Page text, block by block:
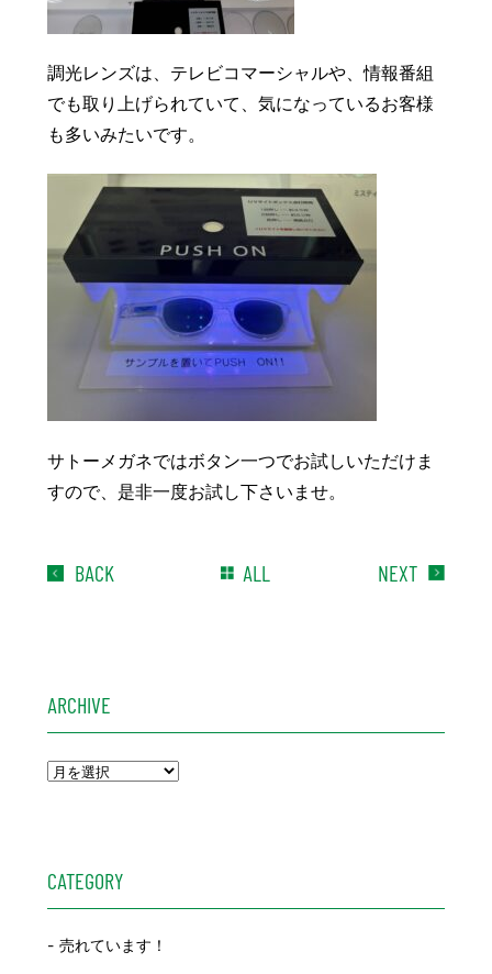
調光レンズは、テレビコマーシャルや、情報番組
でも取り上げられていて、気になっているお客様
も多いみたいです。
サトーメガネではボタン一つでお試しいただけま
すので、是非一度お試し下さいませ。
BACK ALL NEXT
ARCHIVE
CATEGORY
売れています！